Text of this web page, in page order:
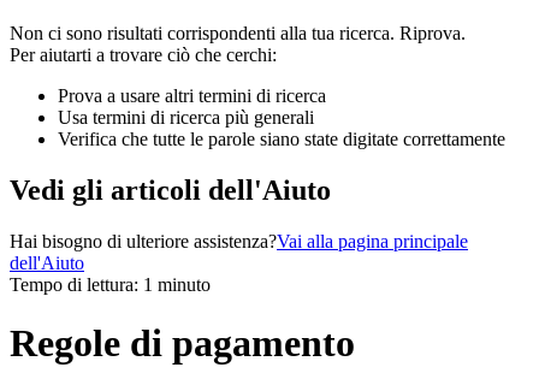
Non ci sono risultati corrispondenti alla tua ricerca. Riprova.
Per aiutarti a trovare ciò che cerchi:
Prova a usare altri termini di ricerca
Usa termini di ricerca più generali
Verifica che tutte le parole siano state digitate correttamente
Vedi gli articoli dell'Aiuto
Hai bisogno di ulteriore assistenza?Vai alla pagina principale
dell'Aiuto
Tempo di lettura: 1 minuto
Regole di pagamento